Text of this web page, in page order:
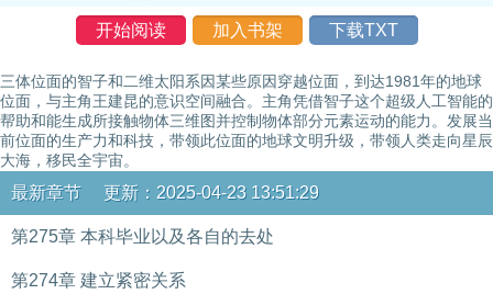
开始阅读 加入书架 下载TXT
三体位面的智子和二维太阳系因某些原因穿越位面，到达1981年的地球
位面，与主角王建昆的意识空间融合。主角凭借智子这个超级人工智能的
帮助和能生成所接触物体三维图并控制物体部分元素运动的能力。发展当
前位面的生产力和科技，带领此位面的地球文明升级，带领人类走向星辰
大海，移民全宇宙。
最新章节 更新：2025-04-23 13:51:29
第275章 本科毕业以及各自的去处
第274章 建立紧密关系